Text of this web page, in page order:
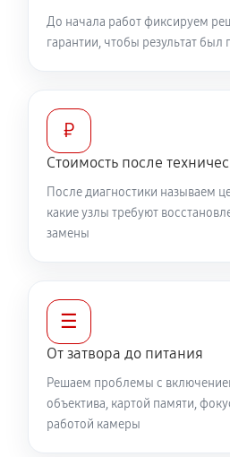
До начала работ фиксируем
гарантии, чтобы результат
₽
Стоимость после
После диагностики называем
какие узлы требуют
замены
☰
От затвора до питания
Решаем проблемы с
объектива, картой памяти,
работой камеры